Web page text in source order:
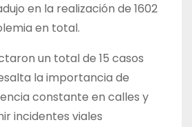
en la realización de 1602
en total.
un total de 15 casos
la importancia de
constante en calles y
incidentes viales